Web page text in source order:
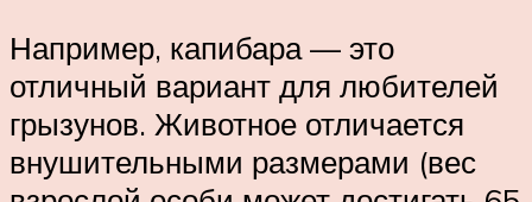
Например, капибара — это
отличный вариант для любителей
грызунов. Животное отличается
внушительными размерами (вес